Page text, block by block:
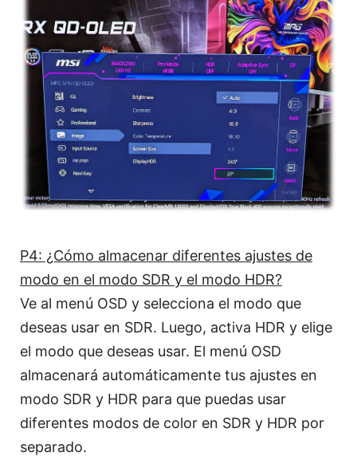
P4: ¿Cómo almacenar diferentes ajustes de
modo en el modo SDR y el modo HDR?
Ve al menú OSD y selecciona el modo que
deseas usar en SDR. Luego, activa HDR y elige
el modo que deseas usar. El menú OSD
almacenará automáticamente tus ajustes en
modo SDR y HDR para que puedas usar
diferentes modos de color en SDR y HDR por
separado.